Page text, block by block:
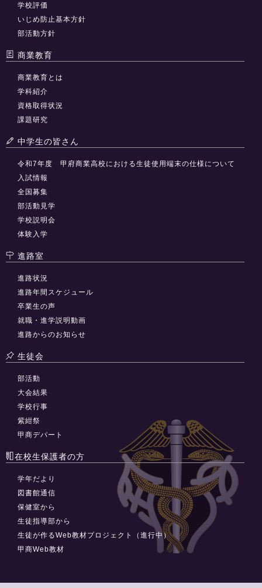
学校評価
いじめ防止基本方針
部活動方針
商業教育
商業教育とは
学科紹介
資格取得状況
課題研究
中学生の皆さん
令和7年度 甲府商業高校における生徒使用端末の仕様について
入試情報
全国募集
部活動見学
学校説明会
体験入学
進路室
進路状況
進路年間スケジュール
卒業生の声
就職・進学説明動画
進路からのお知らせ
生徒会
部活動
大会結果
学校行事
紫紺祭
甲商デパート
在校生保護者の方
学年だより
図書館通信
保健室から
生徒指導部から
生徒が作るWeb教材プロジェクト（進行中）
甲商Web教材